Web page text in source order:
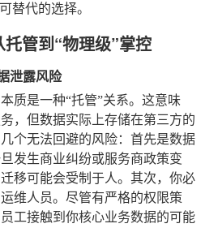
替代的选择。
管到“物理级”掌控
泄露风险
质是一种“托管”关系。这意味
，但数据实际上存储在第三方的
个无法回避的风险：首先是数据
发生商业纠纷或服务商政策变
移可能会受制于人。其次，你必
维人员。尽管有严格的权限策
工接触到你核心业务数据的可能